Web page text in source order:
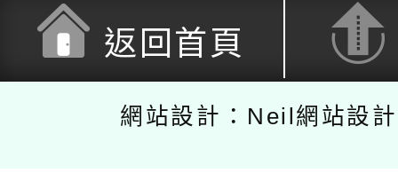
返回首頁
網站設計：Neil網站設